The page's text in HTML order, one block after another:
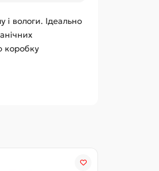
вологи. Ідеально
коробку